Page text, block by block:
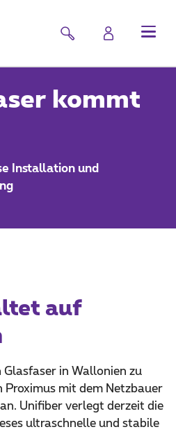
kommt
Installation und
auf
in Wallonien zu
Proximus mit dem Netzbauer
Unifiber verlegt derzeit die
ultraschnelle und stabile